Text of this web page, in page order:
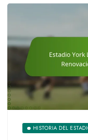
HISTORIA DEL